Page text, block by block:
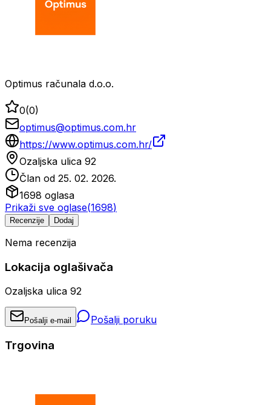
Optimus računala d.o.o.
0(0)
optimus@optimus.com.hr
https://www.optimus.com.hr/
Ozaljska ulica 92
Član od 25. 02. 2026.
1698 oglasa
Prikaži sve oglase(1698)
Recenzije Dodaj
Nema recenzija
Lokacija oglašivača
Ozaljska ulica 92
Pošalji e-mail Pošalji poruku
Trgovina